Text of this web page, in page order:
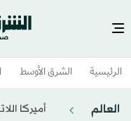
الرئيسية الشرق الأوسط​
العالم أميركا